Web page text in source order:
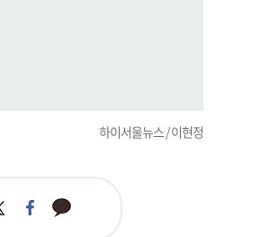
하이서울뉴스 / 이현정
페
이
카
카